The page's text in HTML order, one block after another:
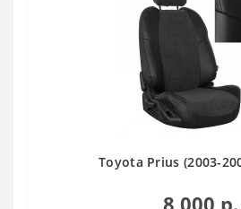
Toyota Prius (2003-
8 000 р.